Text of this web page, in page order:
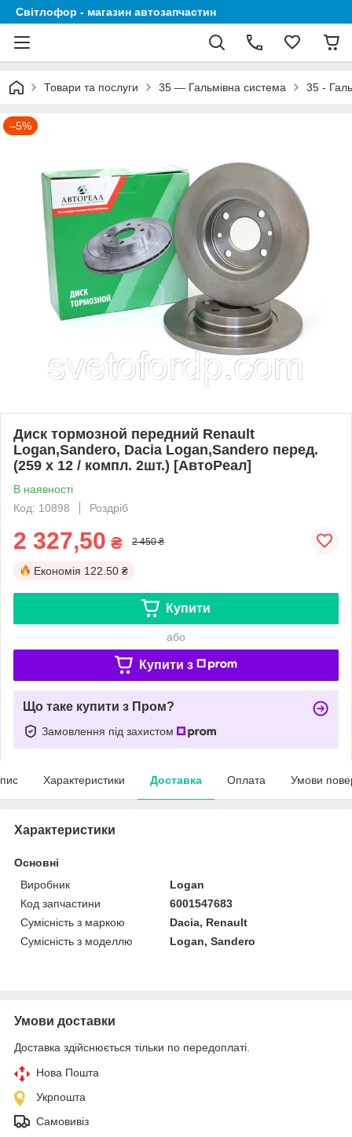
Світлофор - магазин автозапчастин
Товари та послуги 35 — Гальмівна система 35 -
–5%
Диск тормозной передний Renault
Logan,Sandero, Dacia Logan,Sandero перед.
(259 х 12 / компл. 2шт.) [АвтоРеал]
В наявності
Код: 10898
Роздріб
2 327,50 ₴ 2 450 ₴
Економія 122.50 ₴
Купити
або
Купити з
Що таке купити з Пром?
Замовлення під захистом
Характеристики Доставка Оплата Умови
Характеристики
Основні
Виробник
Logan
Код запчастини
6001547683
Сумісність з маркою
Dacia, Renault
Сумісність з моделлю
Logan, Sandero
Умови доставки
Доставка здійснюється тільки по передоплаті.
Нова Пошта
Укрпошта
Самовивіз